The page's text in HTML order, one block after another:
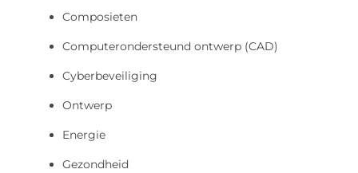
Composieten
Computerondersteund ontwerp (CAD)
Cyberbeveiliging
Ontwerp
Energie
Gezondheid